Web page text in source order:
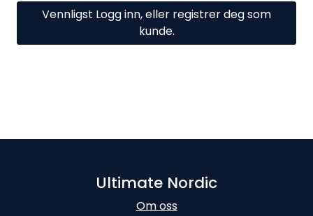
Vennligst Logg inn, eller registrer deg som
kunde.
Ultimate Nordic
Om oss